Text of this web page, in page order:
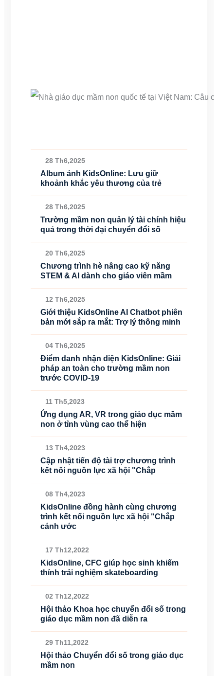
28 Th6,2025
Album ảnh KidsOnline: Lưu giữ
khoảnh khắc yêu thương của trẻ
28 Th6,2025
Trường mầm non quản lý tài chính hiệu
quả trong thời đại chuyển đổi số
20 Th6,2025
Chương trình hè nâng cao kỹ năng
STEM & AI dành cho giáo viên mầm
12 Th6,2025
Giới thiệu KidsOnline AI Chatbot phiên
bản mới sắp ra mắt: Trợ lý thông minh
04 Th6,2025
Điểm danh nhận diện KidsOnline: Giải
pháp an toàn cho trường mầm non
trước COVID-19
11 Th5,2023
Ứng dụng AR, VR trong giáo dục mầm
non ở tỉnh vùng cao thể hiện
13 Th4,2023
Cập nhật tiến độ tài trợ chương trình
kết nối nguồn lực xã hội "Chắp
08 Th4,2023
KidsOnline đồng hành cùng chương
trình kết nối nguồn lực xã hội "Chắp
cánh ước
17 Th12,2022
KidsOnline, CFC giúp học sinh khiếm
thính trải nghiệm skateboarding
02 Th12,2022
Hội thảo Khoa học chuyển đổi số trong
giáo dục mầm non đã diễn ra
29 Th11,2022
Hội thảo Chuyển đổi số trong giáo dục
mầm non